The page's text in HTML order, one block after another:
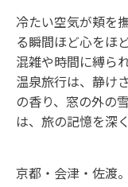
冷たい空気が頬を
る瞬間ほど心をほ
混雑や時間に縛ら
温泉旅行は、静け
の香り、窓の外の
は、旅の記憶を深
京都・会津・佐渡